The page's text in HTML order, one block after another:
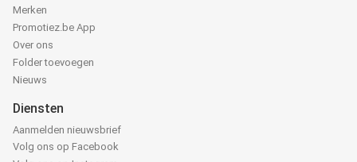
Merken
Promotiez.be App
Over ons
Folder toevoegen
Nieuws
Diensten
Aanmelden nieuwsbrief
Volg ons op Facebook